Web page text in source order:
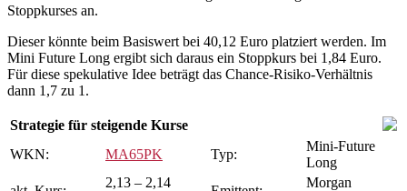
Stoppkurses an.
Dieser könnte beim Basiswert bei 40,12 Euro platziert werden. Im
Mini Future Long ergibt sich daraus ein Stoppkurs bei 1,84 Euro.
Für diese spekulative Idee beträgt das Chance-Risiko-Verhältnis
dann 1,7 zu 1.
Strategie für steigende Kurse
WKN:
MA65PK Typ:
Mini-Future
Long
2,13 – 2,14
Morgan